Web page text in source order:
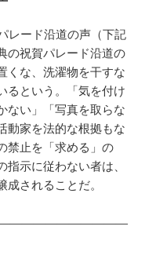
レード沿道の声（下記
の祝賀パレード沿道の
くな、洗濯物を干すな
るという。「気を付け
ない」「写真を取らな
動家を法的な根拠もな
禁止を「求める」の
示に従わない者は、
されることだ。